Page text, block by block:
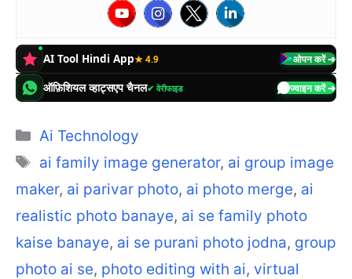
AI Tool Hindi App★ 4.9 ओपन करें ➔
ऑफ़िशियल व्हाट्सएप चैनल✔ वेरीफाइड ज्वाइन करें ➔
Categories
Ai Technology
Tags
ai family image generator, ai group image
maker, ai parivar photo, ai photo merge, ai
realistic photo banaye, ai se family photo
kaise banaye, ai se purani photo jodna, group
photo ai se, photo editing with ai, virtual